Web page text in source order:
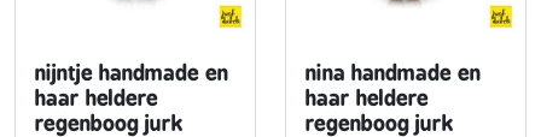
nijntje handmade en
haar heldere
regenboog jurk
nina handmade en
haar heldere
regenboog jurk